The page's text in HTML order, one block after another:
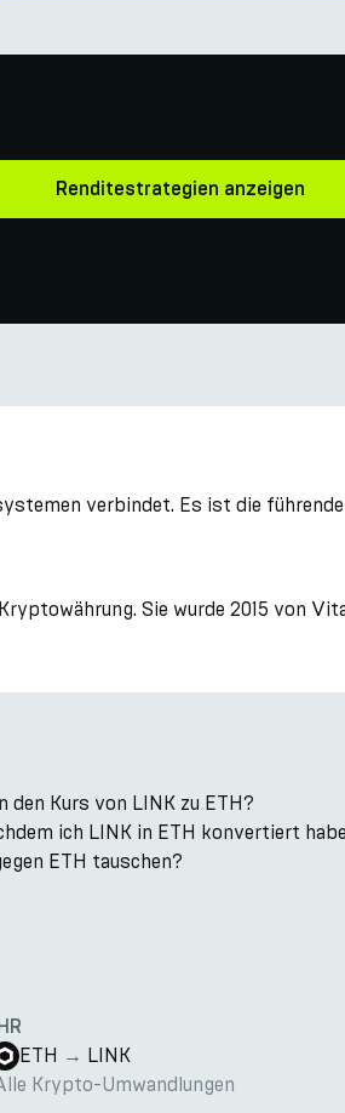
Renditestrategien anzeigen
verbindet. Es ist die führende
Sie wurde 2015 von
den Kurs von LINK zu ETH?
ich LINK in ETH konvertiert
ETH tauschen?
ETH → LINK
Krypto-Umwandlungen